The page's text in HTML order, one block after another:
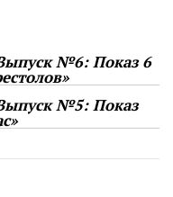
№6: Показ 6
№5: Показ